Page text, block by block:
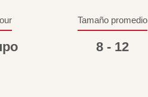
Tamaño promedio
8 - 12